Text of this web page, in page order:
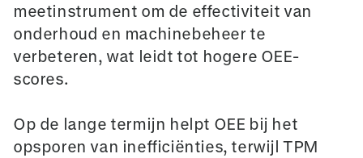
meetinstrument om de effectiviteit van
onderhoud en machinebeheer te
verbeteren, wat leidt tot hogere OEE-
scores.
Op de lange termijn helpt OEE bij het
opsporen van inefficiënties, terwijl TPM